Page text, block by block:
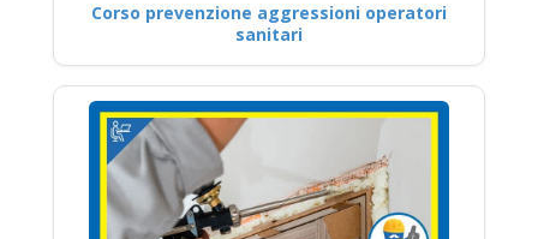
Corso prevenzione aggressioni operatori
sanitari